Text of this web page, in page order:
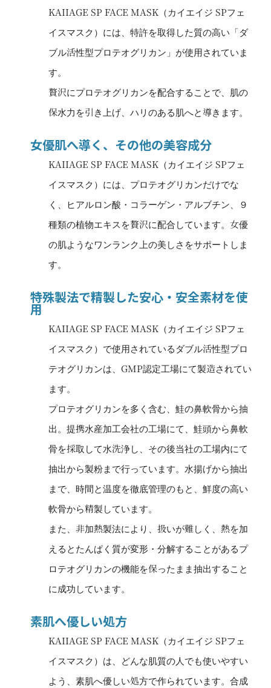
KAIIAGE SP FACE MASK（カイエイジ SPフェ
イスマスク）には、特許を取得した質の高い「ダ
ブル活性型プロテオグリカン」が使用されていま
す。
贅沢にプロテオグリカンを配合することで、肌の
保水力を引き上げ、ハリのある肌へと導きます。
女優肌へ導く、その他の美容成分
KAIIAGE SP FACE MASK（カイエイジ SPフェ
イスマスク）には、プロテオグリカンだけでな
く、ヒアルロン酸・コラーゲン・アルブチン、９
種類の植物エキスを贅沢に配合しています。女優
の肌ようなワンランク上の美しさをサポートしま
す。
特殊製法で精製した安心・安全素材を使
用
KAIIAGE SP FACE MASK（カイエイジ SPフェ
イスマスク）で使用されているダブル活性型プロ
テオグリカンは、GMP認定工場にて製造されてい
ます。
プロテオグリカンを多く含む、鮭の鼻軟骨から抽
出。提携水産加工会社の工場にて、鮭頭から鼻軟
骨を採取して水洗浄し、その後当社の工場内にて
抽出から製粉まで行っています。水揚げから抽出
まで、時間と温度を徹底管理のもと、鮮度の高い
軟骨から精製しています。
また、非加熱製法により、扱いが難しく、熱を加
えるとたんぱく質が変形・分解することがあるプ
ロテオグリカンの機能を保ったまま抽出すること
に成功しています。
素肌へ優しい処方
KAIIAGE SP FACE MASK（カイエイジ SPフェ
イスマスク）は、どんな肌質の人でも使いやすい
よう、素肌へ優しい処方で作られています。合成